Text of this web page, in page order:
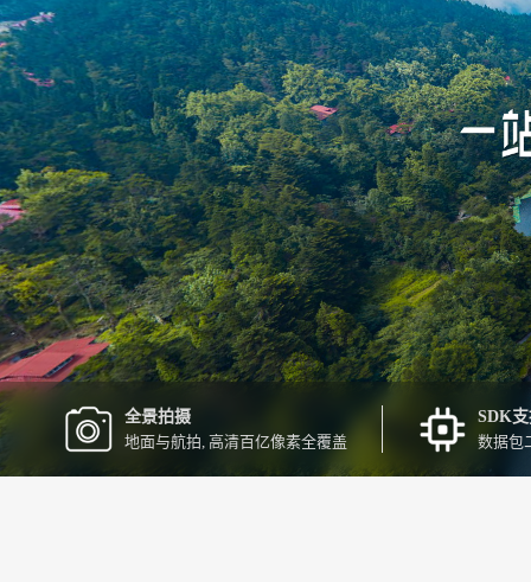
全景拍摄
地面与航拍, 高清百亿像素全覆盖
SDK支
数据包